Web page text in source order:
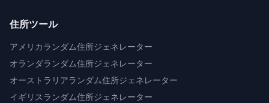
住所ツール
アメリカランダム住所ジェネレーター
オランダランダム住所ジェネレーター
オーストラリアランダム住所ジェネレーター
イギリスランダム住所ジェネレーター